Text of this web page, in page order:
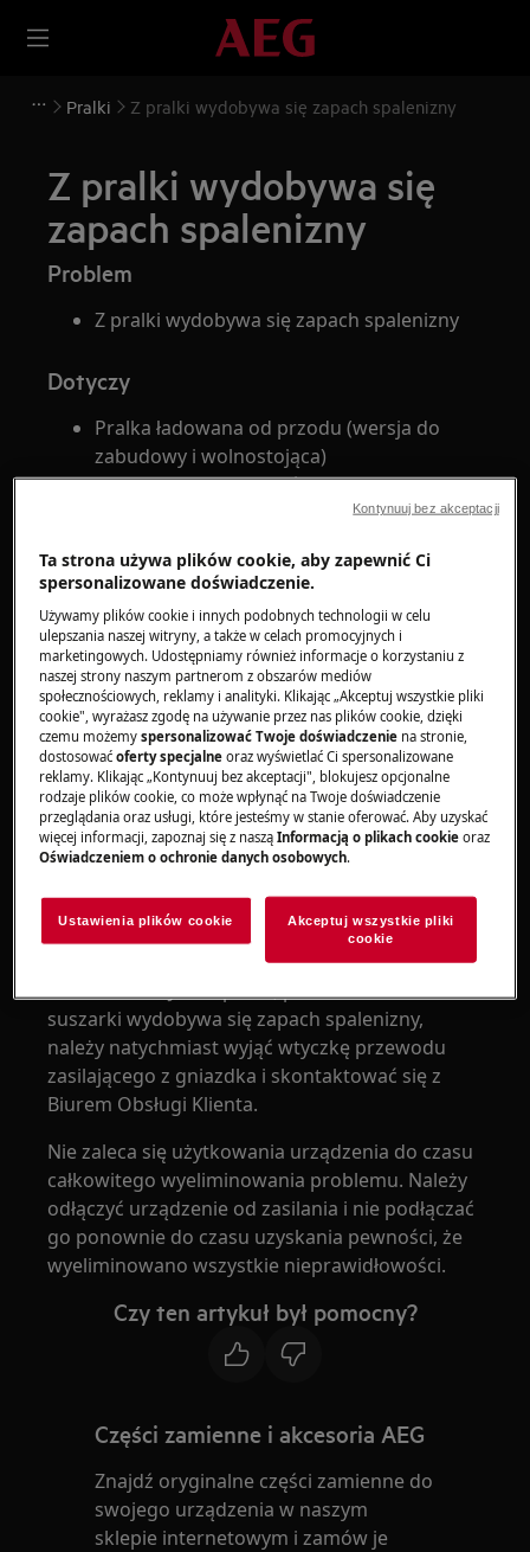
Pralki Z pralki wydobywa się zapach spalenizny
Z pralki wydobywa się
zapach spalenizny
Problem
Z pralki wydobywa się zapach spalenizny
Dotyczy
Pralka ładowana od przodu (wersja do
zabudowy i wolnostojąca)
Pralka ładowana od góry
1. Kontakt się zBiurem Obsługi Klienta Electrolux
Jeśli z pralki, pralko-suszarki lub suszarki
wydobywa się nieprzyjemny zapach spalenizny,
należy natychmiast odłączyć wtyczkę przewodu
zasilającego z gniazdka.
Zapach ten może wskazywać na poważny
problem z urządzeniem, który wymaga
natychmiastowej interwencji. W takiej sytuacji
zaleca się skontaktowanie się z Biurem Obsługi
celu zgłoszeniaproblemu z pralkąi uzyskania
odpowiedniej pomocy.
Ostrzeżenie:Jeśli z pralki, pralko-suszarki lub
suszarki wydobywa się zapach spalenizny,
należy natychmiast wyjąć wtyczkę przewodu
zasilającego z gniazdka i skontaktować się z
Biurem Obsługi Klienta.
Nie zaleca się użytkowania urządzenia do czasu
całkowitego wyeliminowania problemu. Należy
odłączyć urządzenie od zasilania i nie podłączać
go ponownie do czasu uzyskania pewności, że
wyeliminowano wszystkie nieprawidłowości.
Czy ten artykuł był pomocny?
Części zamienne i akcesoria AEG
Znajdź oryginalne części zamienne do
swojego urządzenia w naszym
sklepie internetowym i zamów je
Ta strona używa plików cookie, aby zapewnić Ci
spersonalizowane doświadczenie.
Używamy plików cookie i innych podobnych technologii w celu
ulepszania naszej witryny, a także w celach promocyjnych i
marketingowych. Udostępniamy również informacje o korzystaniu z
naszej strony naszym partnerom z obszarów mediów
społecznościowych, reklamy i analityki. Klikając „Akceptuj wszystkie pliki
cookie", wyrażasz zgodę na używanie przez nas plików cookie, dzięki
czemu możemyspersonalizować Twoje doświadczenie na stronie,
dostosowaćoferty specjalne oraz wyświetlać Ci spersonalizowane
reklamy. Klikając „Kontynuuj bez akceptacji", blokujesz opcjonalne
rodzaje plików cookie, co może wpłynąć na Twoje doświadczenie
przeglądania oraz usługi, które jesteśmy w stanie oferować. Aby uzyskać
więcej informacji, zapoznaj się z nasząInformacją o plikach cookie oraz
Oświadczeniem o ochronie danych osobowych.
Ustawienia plików cookie
Akceptuj wszystkie pliki
cookie
Kontynuuj bez akceptacji